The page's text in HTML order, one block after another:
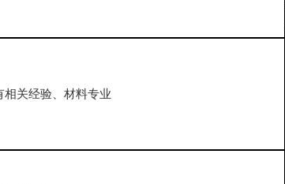
关经验、材料专业